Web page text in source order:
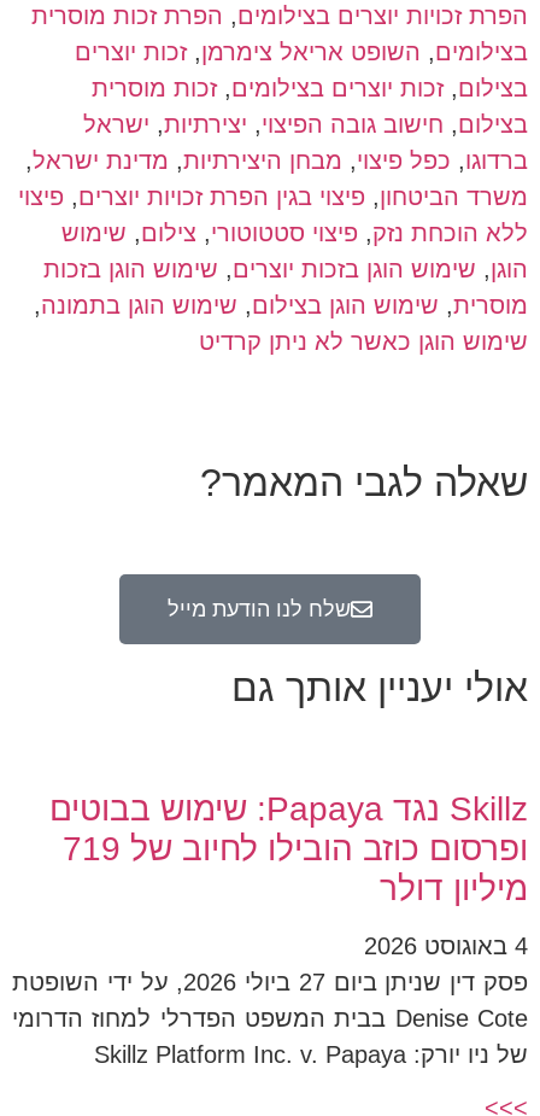
הפרת זכויות יוצרים בצילומים, הפרת זכות מוסרית
בצילומים, השופט אריאל צימרמן,זכות יוצרים
בצילום,זכות יוצרים בצילומים,זכות מוסרית
בצילום, חישוב גובה הפיצוי, יצירתיות, ישראל
ברדוגו, כפל פיצוי, מבחן היצירתיות, מדינת ישראל,
משרד הביטחון, פיצוי בגין הפרת זכויות יוצרים, פיצוי
ללא הוכחת נזק, פיצוי סטטוטורי, צילום, שימוש
הוגן, שימוש הוגן בזכות יוצרים, שימוש הוגן בזכות
מוסרית, שימוש הוגן בצילום, שימוש הוגן בתמונה,
שימוש הוגן כאשר לא ניתן קרדיט
שאלה לגבי המאמר?
שלח לנו הודעת מייל
אולי יעניין אותך גם
Skillz נגד Papaya: שימוש בבוטים
ופרסום כוזב הובילו לחיוב של 719
מיליון דולר
4 באוגוסט 2026
פסק דין שניתן ביום 27 ביולי 2026, על ידי השופטת
Denise Cote בבית המשפט הפדרלי למחוז הדרומי
של ניו יורק: Skillz Platform Inc. v. Papaya
>>>